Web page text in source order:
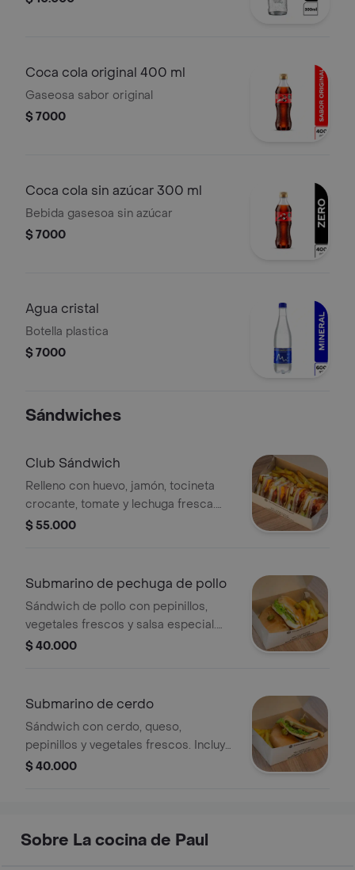
Coca cola original 400 ml
Gaseosa sabor original
$ 7000
Coca cola sin azúcar 300 ml
Bebida gasesoa sin azúcar
$ 7000
Agua cristal
Botella plastica
$ 7000
Sándwiches
Club Sándwich
Relleno con huevo, jamón, tocineta
crocante, tomate y lechuga fresca.
Acompañado de papas a la francesa
$ 55.000
Submarino de pechuga de pollo
Sándwich de pollo con pepinillos,
vegetales frescos y salsa especial.
Incluye papas a la francesa.
$ 40.000
Submarino de cerdo
Sándwich con cerdo, queso,
pepinillos y vegetales frescos. Incluye
papas a la francesa.
$ 40.000
Sobre La cocina de Paul